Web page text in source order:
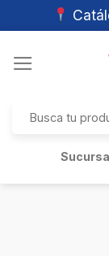
por: